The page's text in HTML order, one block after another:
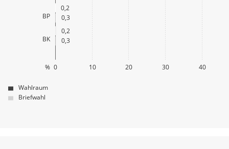
BP
BK
0 10 20 30 40
%
0,3
0,3
0,2
0,2
Wahlraum
Briefwahl